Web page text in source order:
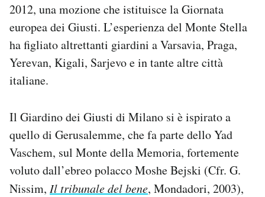
Regala il Post
Hai bisogno di aiuto?
Esci
2012, una mozione che istituisce la Giornata
europea dei Giusti. L’esperienza del Monte Stella
ha figliato altrettanti giardini a Varsavia, Praga,
Yerevan, Kigali, Sarjevo e in tante altre città
italiane.
Il Giardino dei Giusti di Milano si è ispirato a
quello di Gerusalemme, che fa parte dello Yad
Vaschem, sul Monte della Memoria, fortemente
voluto dall’ebreo polacco Moshe Bejski (Cfr. G.
Nissim, Il tribunale del bene, Mondadori, 2003),